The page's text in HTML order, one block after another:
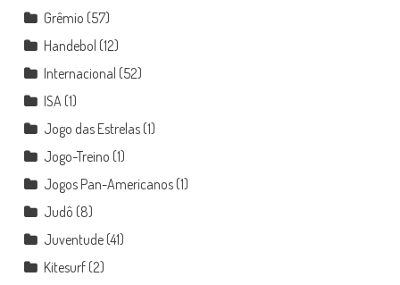
Grêmio (57)
Handebol (12)
Internacional (52)
ISA(1)
Jogo das Estrelas(1)
Jogo-Treino (1)
Jogos Pan-Americanos(1)
Judô (8)
Juventude(41)
Kitesurf(2)